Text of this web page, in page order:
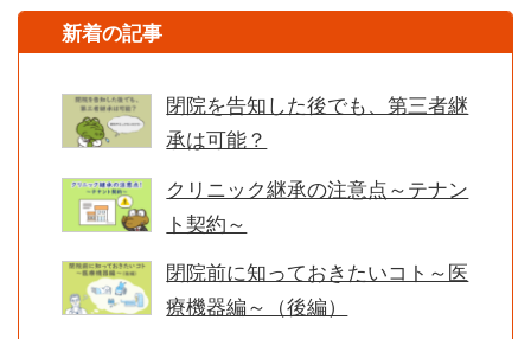
新着の記事
閉院を告知した後でも、第三者継
承は可能？
クリニック継承の注意点～テナン
ト契約～
閉院前に知っておきたいコト～医
療機器編～（後編）